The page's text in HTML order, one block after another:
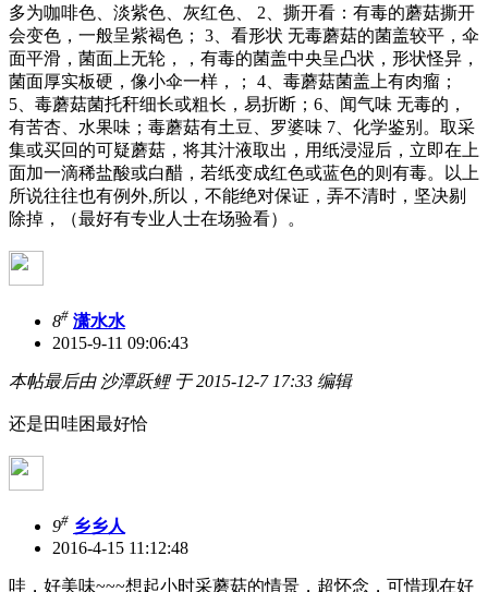
多为咖啡色、淡紫色、灰红色、 2、撕开看：有毒的蘑菇撕开
会变色，一般呈紫褐色； 3、看形状 无毒蘑菇的菌盖较平，伞
面平滑，菌面上无轮，，有毒的菌盖中央呈凸状，形状怪异，
菌面厚实板硬，像小伞一样，； 4、毒蘑菇菌盖上有肉瘤；
5、毒蘑菇菌托秆细长或粗长，易折断；6、闻气味 无毒的，
有苦杏、水果味；毒蘑菇有土豆、罗婆味 7、化学鉴别。取采
集或买回的可疑蘑菇，将其汁液取出，用纸浸湿后，立即在上
面加一滴稀盐酸或白醋，若纸变成红色或蓝色的则有毒。以上
所说往往也有例外,所以，不能绝对保证，弄不清时，坚决剔
除掉，（最好有专业人士在场验看）。
8# 潇水水
2015-9-11 09:06:43
本帖最后由 沙潭跃鲤 于 2015-12-7 17:33 编辑
还是田哇困最好恰
9# 乡乡人
2016-4-15 11:12:48
哇，好美味~~~想起小时采蘑菇的情景，超怀念，可惜现在好